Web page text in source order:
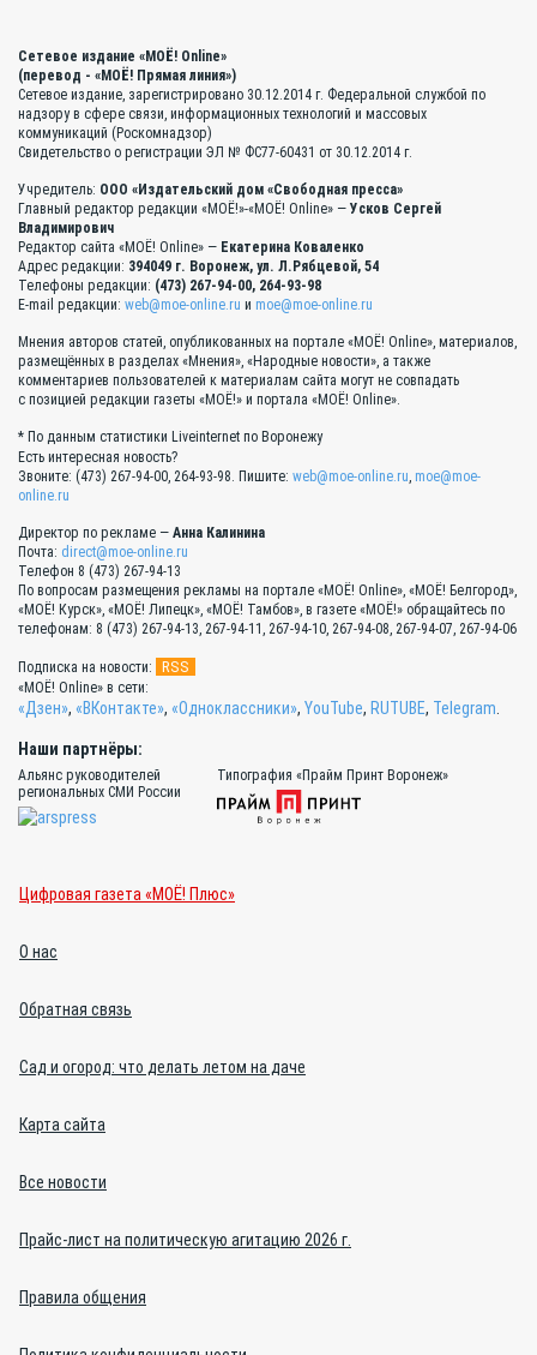
Сетевое издание «МОЁ! Online»
(перевод - «МОЁ! Прямая линия»)
Сетевое издание, зарегистрировано 30.12.2014 г. Федеральной службой по
надзору в сфере связи, информационных технологий и массовых
коммуникаций (Роскомнадзор)
Свидетельство о регистрации ЭЛ № ФС77-60431 от 30.12.2014 г.
Учредитель: ООО «Издательский дом «Свободная пресса»
Главный редактор редакции «МОЁ!»-«МОЁ! Online» — Усков Сергей
Владимирович
Редактор сайта «МОЁ! Online» — Екатерина Коваленко
Адрес редакции: 394049 г. Воронеж, ул. Л.Рябцевой, 54
Телефоны редакции: (473) 267-94-00, 264-93-98
E-mail редакции: web@moe-online.ru и moe@moe-online.ru
Мнения авторов статей, опубликованных на портале «МОЁ! Online», материалов,
размещённых в разделах «Мнения», «Народные новости», а также
комментариев пользователей к материалам сайта могут не совпадать
с позицией редакции газеты «МОЁ!» и портала «МОЁ! Online».
* По данным статистики Liveinternet по Воронежу
Есть интересная новость?
Звоните: (473) 267-94-00, 264-93-98. Пишите: web@moe-online.ru, moe@moe-
online.ru
Директор по рекламе — Анна Калинина
Почта: direct@moe-online.ru
Телефон 8 (473) 267-94-13
По вопросам размещения рекламы на портале «МОЁ! Online», «МОЁ! Белгород»,
«МОЁ! Курск», «МОЁ! Липецк», «МОЁ! Тамбов», в газете «МОЁ!» обращайтесь по
телефонам: 8 (473) 267-94-13, 267-94-11, 267-94-10, 267-94-08, 267-94-07, 267-94-06
Подписка на новости: RSS
«МОЁ! Online» в сети:
«Дзен», «ВКонтакте», «Одноклассники», YouTube, RUTUBE, Telegram
Наши партнёры:
Альянс руководителей
региональных СМИ России
Типография «Прайм Принт Воронеж»
Цифровая газета «МОЁ! Плюс»
О нас
Обратная связь
Сад и огород: что делать летом на даче
Карта сайта
Все новости
Прайс-лист на политическую агитацию 2026 г.
Правила общения